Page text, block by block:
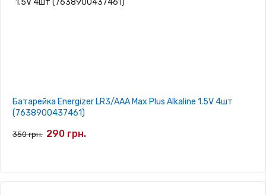
Батарейка Energizer LR3/AAA Max Plus Alkaline 1.5V 4шт
(7638900437461)
350 грн. 290 грн.